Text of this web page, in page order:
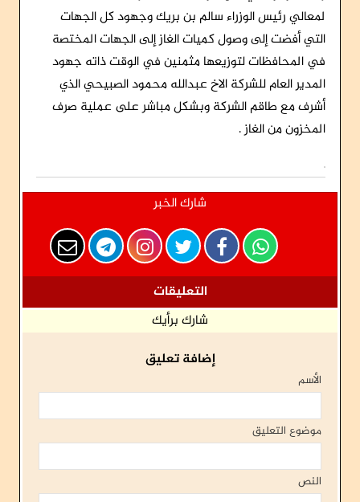
لمعالي رئيس الوزراء سالم بن بريك وجهود كل الجهات
التي أفضت إلى وصول كميات الغاز إلى الجهات المختصة
في المحافظات لتوزيعها مثمنين في الوقت ذاته جهود
المدير العام للشركة الاخ عبدالله محمود الصبيحي الذي
أشرف مع طاقم الشركة وبشكل مباشر على عملية صرف
المخزون من الغاز .
شارك الخبر
التعليقات
شارك برأيك
إضافة تعليق
الأسم
موضوع التعليق
النص